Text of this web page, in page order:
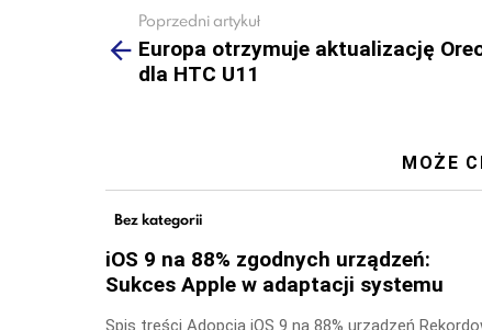
more
Poprzedni artykuł
Europa otrzymuje aktualizację
dla HTC U11
MOŻE
Bez kategorii
iOS 9 na 88% zgodnych urządzeń:
Sukces Apple w adaptacji systemu
Spis treści Adopcja iOS 9 na 88% urządzeń